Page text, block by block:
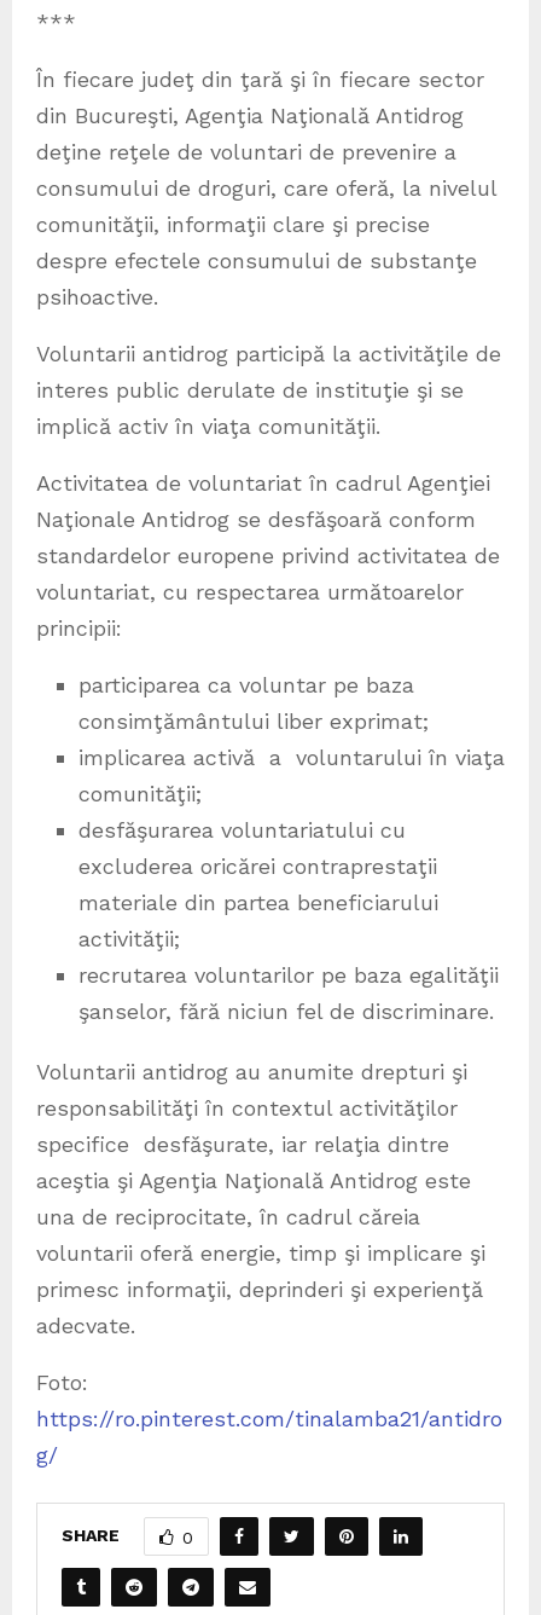
***
În fiecare judeţ din ţară şi în fiecare sector
din Bucureşti, Agenţia Naţională Antidrog
deţine reţele de voluntari de prevenire a
consumului de droguri, care oferă, la nivelul
comunităţii, informaţii clare şi precise
despre efectele consumului de substanţe
psihoactive.
Voluntarii antidrog participă la activităţile de
interes public derulate de instituţie şi se
implică activ în viaţa comunităţii.
Activitatea de voluntariat în cadrul Agenţiei
Naţionale Antidrog se desfăşoară conform
standardelor europene privind activitatea de
voluntariat, cu respectarea următoarelor
principii:
participarea ca voluntar pe baza
consimţământului liber exprimat;
implicarea activă a voluntarului în viaţa
comunităţii;
desfăşurarea voluntariatului cu
excluderea oricărei contraprestaţii
materiale din partea beneficiarului
activităţii;
recrutarea voluntarilor pe baza egalităţii
şanselor, fără niciun fel de discriminare.
Voluntarii antidrog au anumite drepturi şi
responsabilităţi în contextul activităţilor
specifice desfăşurate, iar relaţia dintre
aceştia şi Agenţia Naţională Antidrog este
una de reciprocitate, în cadrul căreia
voluntarii oferă energie, timp şi implicare şi
primesc informaţii, deprinderi şi experienţă
adecvate.
Foto:
https://ro.pinterest.com/tinalamba21/antidro
g/
SHARE 0